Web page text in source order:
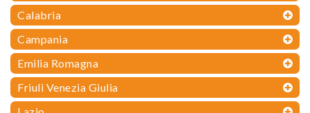
Calabria
Campania
Emilia Romagna
Friuli Venezia Giulia